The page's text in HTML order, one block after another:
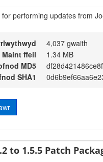
performing updates from
4,037 gwaith
Maint ffeil
1.34 MB
MD5
SHA1
to 1.5.5 Patch